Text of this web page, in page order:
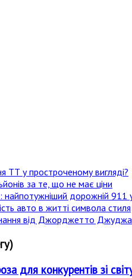
ТТ у простроченому вигляді?
за те, що не має ціни
дорожній 911
авто в житті символа стиля
від Джорджетто
для конкурентів зі